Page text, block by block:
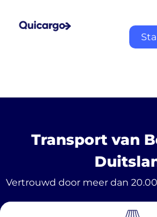
Transport van
Vertrouwd door meer dan